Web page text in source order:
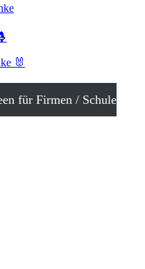
🐰
für Firmen / Schule